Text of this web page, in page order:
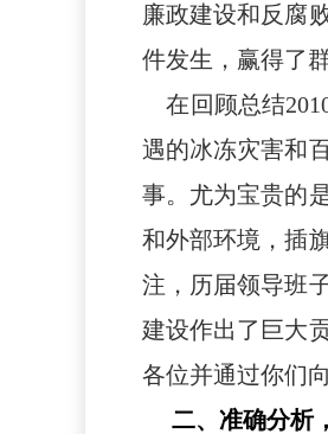
廉政建设和反腐
件发生 ， 赢得了
在回顾总结
遇的冰冻灾害和
事。尤为宝贵的
和外部环境，插
注，历届领导班
建设作出了巨大
各位并通过你们
二、准确分析